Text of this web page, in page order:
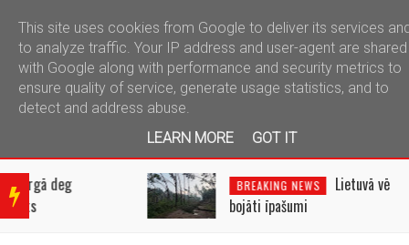
telegram
BRE
AKIN
NEW
BREAKING NEWS
Lietuvā vētrā gāzti koki un
bojāti īpašumi
This site uses cookies from Google to deliver its services
to analyze traffic. Your IP address and user-agent are shared
with Google along with performance and security metrics to
ensure quality of service, generate usage statistics, and to
detect and address abuse.
LEARN MORE
GOT IT